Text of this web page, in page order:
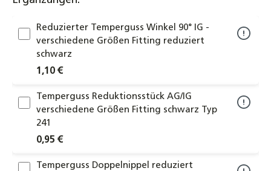
Reduzierter Temperguss Winkel 90° IG -
verschiedene Größen Fitting reduziert
schwarz
1,10 €
Temperguss Reduktionsstück AG/IG
verschiedene Größen Fitting schwarz Typ
241
0,95 €
Temperguss Doppelnippel reduziert